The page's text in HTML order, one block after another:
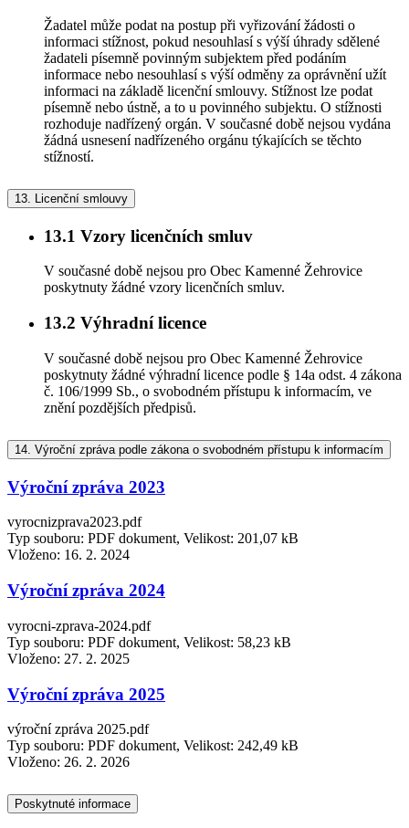
Žadatel může podat na postup při vyřizování žádosti o
informaci stížnost, pokud nesouhlasí s výší úhrady sdělené
žadateli písemně povinným subjektem před podáním
informace nebo nesouhlasí s výší odměny za oprávnění užít
informaci na základě licenční smlouvy. Stížnost lze podat
písemně nebo ústně, a to u povinného subjektu. O stížnosti
rozhoduje nadřízený orgán. V současné době nejsou vydána
žádná usnesení nadřízeného orgánu týkajících se těchto
stížností.
13. Licenční smlouvy
13.1 Vzory licenčních smluv
V současné době nejsou pro Obec Kamenné Žehrovice
poskytnuty žádné vzory licenčních smluv.
13.2 Výhradní licence
V současné době nejsou pro Obec Kamenné Žehrovice
poskytnuty žádné výhradní licence podle § 14a odst. 4 zákona
č. 106/1999 Sb., o svobodném přístupu k informacím, ve
znění pozdějších předpisů.
14. Výroční zpráva podle zákona o svobodném přístupu k informacím
Výroční zpráva 2023
vyrocnizprava2023.pdf
Typ souboru: PDF dokument, Velikost: 201,07 kB
Vloženo: 16. 2. 2024
Výroční zpráva 2024
vyrocni-zprava-2024.pdf
Typ souboru: PDF dokument, Velikost: 58,23 kB
Vloženo: 27. 2. 2025
Výroční zpráva 2025
výroční zpráva 2025.pdf
Typ souboru: PDF dokument, Velikost: 242,49 kB
Vloženo: 26. 2. 2026
Poskytnuté informace